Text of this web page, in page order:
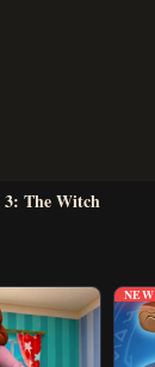
The Witch
NEW